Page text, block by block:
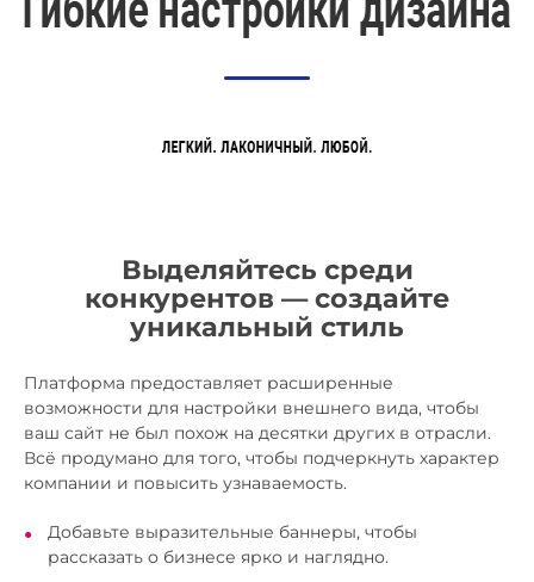
Выделяйтесь среди
конкурентов — создайте
уникальный стиль
Платформа предоставляет расширенные
возможности для настройки внешнего вида, чтобы
ваш сайт не был похож на десятки других в отрасли.
Всё продумано для того, чтобы подчеркнуть характер
компании и повысить узнаваемость.
Добавьте выразительные баннеры, чтобы
рассказать о бизнесе ярко и наглядно.